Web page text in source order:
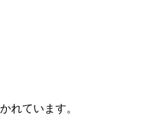
れています。